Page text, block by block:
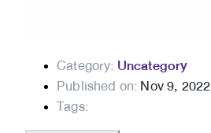
Category: Uncategory
Published on:Nov 9, 2022
Tags: